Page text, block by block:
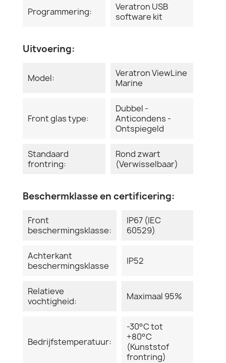
Programmering:
Veratron USB
software kit
Uitvoering:
Model:
Veratron ViewLine
Marine
Front glas type:
Dubbel -
Anticondens -
Ontspiegeld
Standaard
frontring:
Rond zwart
(Verwisselbaar)
Beschermklasse en certificering:
Front
beschermingsklasse:
IP67 (IEC
60529)
Achterkant
beschermingsklasse
IP52
Relatieve
vochtigheid:
Maximaal 95%
Bedrijfstemperatuur:
-30°C tot
+80°C
(Kunststof
frontring)